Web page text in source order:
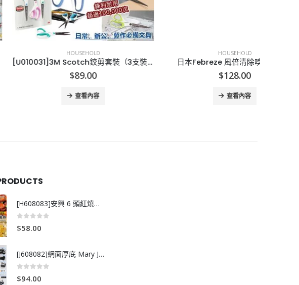
[U010031]3M Scotch鉸剪套裝（3支裝） 日本Febreze 風倍清除嗅除菌噴霧
[H608083]安興 6 頭紅燒鮑魚
$58.00
[J608082]網面厚底 Mary June運動涼鞋
$94.00